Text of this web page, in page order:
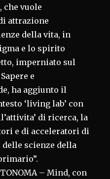
che vuole
attrazione
della vita, in
e lo spirito
imperniato sul
e
ha aggiunto il
‘living lab’ con
di ricerca, la
e di acceleratori di
scienze della
– Mind, con